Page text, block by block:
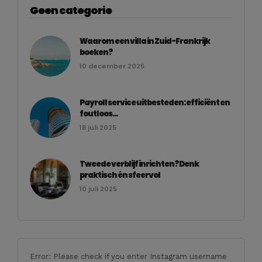
Geen categorie
Waarom een villa in Zuid-Frankrijk
boeken?
10 december 2025
Payroll service uitbesteden: efficiënt en
foutloos...
18 juli 2025
Tweede verblijf inrichten? Denk
praktisch én sfeervol
10 juli 2025
Error: Please check if you enter Instagram username